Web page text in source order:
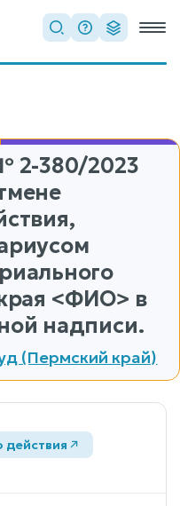
2-380/2023
<ФИО> в
надписи.
(Пермский край)
действия